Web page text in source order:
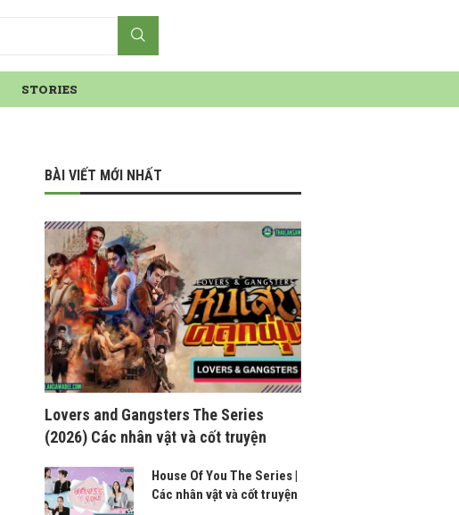
STORIES
BÀI VIẾT MỚI NHẤT
Lovers and Gangsters The Series
(2026) Các nhân vật và cốt truyện
House Of You The Series |
Các nhân vật và cốt truyện